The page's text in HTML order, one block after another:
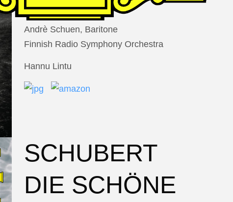
Andrè Schuen, Baritone
Finnish Radio Symphony Orchestra
Hannu Lintu
SCHUBERT
DIE SCHÖNE